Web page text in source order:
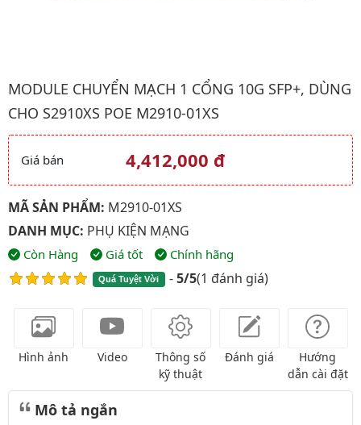
Hình ảnh đại diện của sản phẩm Module chuyển mạch 1 cổng
MODULE CHUYỂN MẠCH 1 CỔNG 10G SFP+, DÙNG
CHO S2910XS POE M2910-01XS
Giá và khuyến mãi
Giá bán 4,412,000 đ
MÃ SẢN PHẨM: M2910-01XS
DANH MỤC: PHỤ KIỆN MẠNG
Còn Hàng Giá tốt Chính hãng
Quá Tuyệt Vời -5/5(1 đánh giá)
Hình ảnh Video
Thông số
kỹ thuật
Đánh giá
Hướng
dẫn cài đặt
Mô tả ngắn